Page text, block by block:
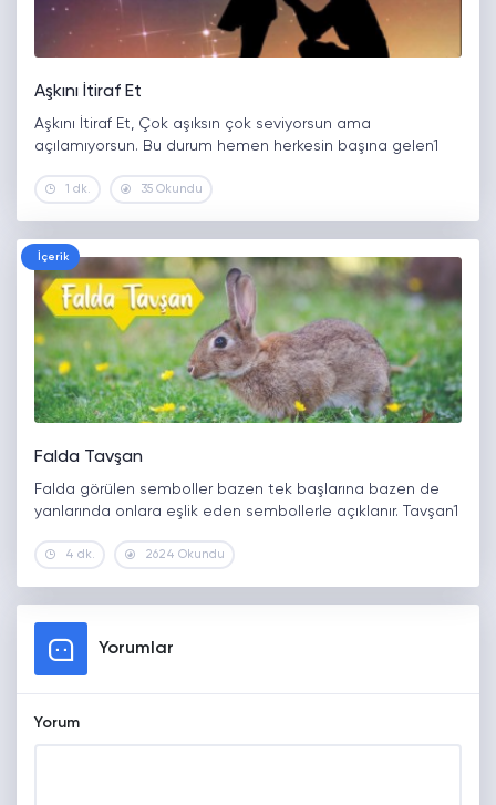
Aşkını İtiraf Et
Aşkını İtiraf Et, Çok aşıksın çok seviyorsun ama
açılamıyorsun. Bu durum hemen herkesin başına gelen1
1 dk. 35 Okundu
İçerik
Falda Tavşan
Falda görülen semboller bazen tek başlarına bazen de
yanlarında onlara eşlik eden sembollerle açıklanır. Tavşan1
4 dk. 2624 Okundu
Yorumlar
Yorum